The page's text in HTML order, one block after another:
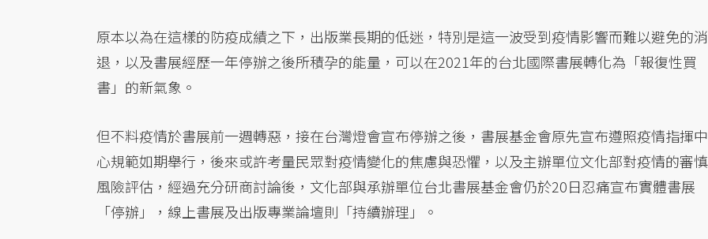
原本以為在這樣的防疫成績之下，出版業長期的低迷，特別是這一波受到疫情影響而難以避免的消
退，以及書展經歷一年停辦之後所積孕的能量，可以在2021年的台北國際書展轉化為「報復性買
書」的新氣象。
但不料疫情於書展前一週轉惡，接在台灣燈會宣布停辦之後，書展基金會原先宣布遵照疫情指揮中
心規範如期舉行，後來或許考量民眾對疫情變化的焦慮與恐懼，以及主辦單位文化部對疫情的審慎
風險評估，經過充分研商討論後，文化部與承辦單位台北書展基金會仍於20日忍痛宣布實體書展
「停辦」，線上書展及出版專業論壇則「持續辦理」。